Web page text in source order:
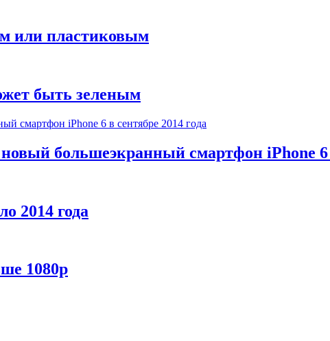
или пластиковым
быть зеленым
большеэкранный смартфон iPhone 6
2014 года
1080p